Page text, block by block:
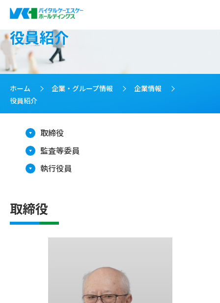
役員紹介
ホーム > 企業・グループ情報 > 企業情報
>
役員紹介
取締役
監査等委員
執行役員
取締役